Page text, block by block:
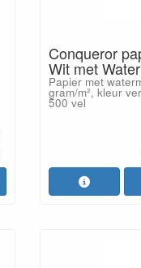
Conqueror
Wit met
Papier met
gram/m², kleur
500 vel